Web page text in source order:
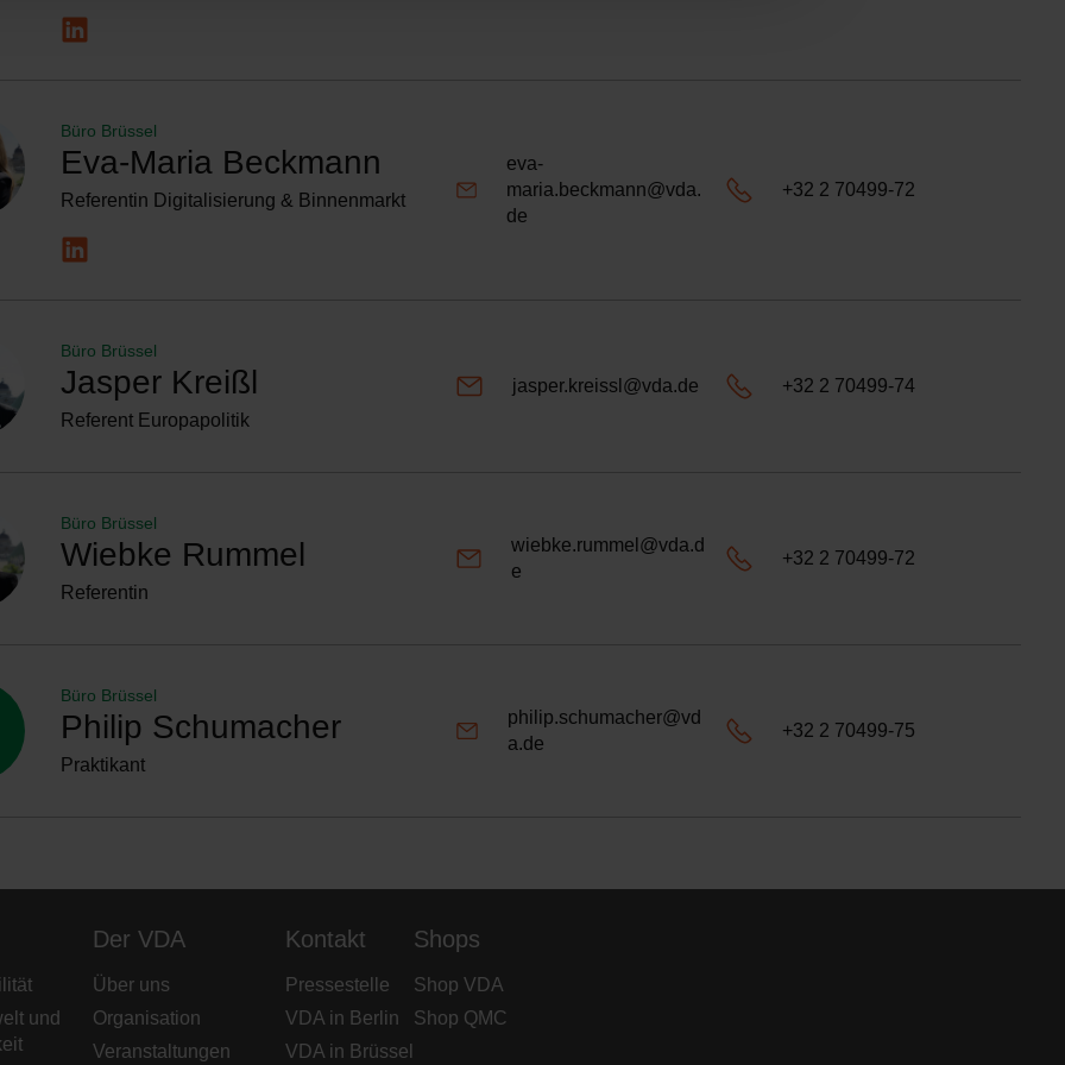
Büro Brüssel
Eva-Maria Beckmann
Referentin Digitalisierung & Binnenmarkt
eva-
maria.beckmann@vda.
de
+32 2 70499-72
Büro Brüssel
Jasper Kreißl
Referent Europapolitik
jasper.kreissl@vda.de +32 2 70499-74
Büro Brüssel
Wiebke Rummel
Referentin
wiebke.rummel@vda.d
e
+32 2 70499-72
Büro Brüssel
Philip Schumacher
Praktikant
philip.schumacher@vd
a.de
+32 2 70499-75
und
Der VDA
Über uns
Organisation
Veranstaltungen
Kontakt
Pressestelle
VDA in Berlin
VDA in Brüssel
Shops
Shop VDA
Shop QMC